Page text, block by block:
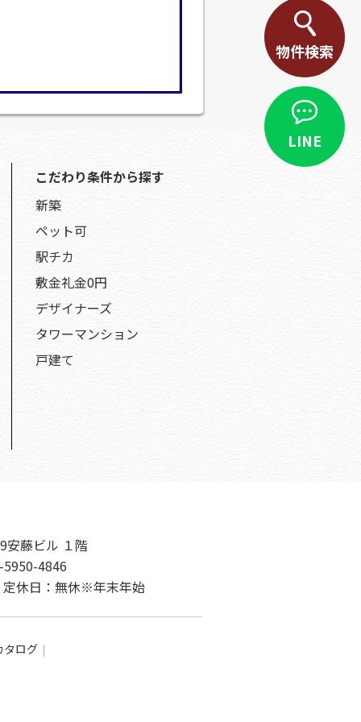
物件検索
LINE
こだわり条件から探す
新築
ペット可
駅チカ
敷金礼金0円
デザイナーズ
タワーマンション
戸建て
安藤ビル １階
5950-4846
休日：無休※年末年始
タログ